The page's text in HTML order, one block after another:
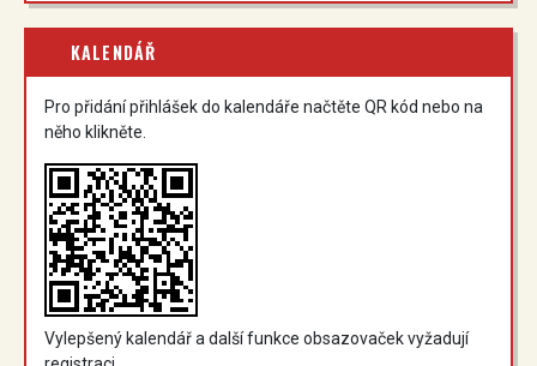
KALENDÁŘ
Pro přidání přihlášek do kalendáře načtěte QR kód nebo na
něho klikněte.
Vylepšený kalendář a další funkce obsazovaček vyžadují